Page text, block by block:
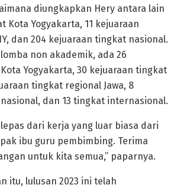
diungkapkan Hery antara lain
Kota Yogyakarta, 11 kejuaraan
dan 204 kejuaraan tingkat nasional.
non akademik, ada 26
Yogyakarta, 30 kejuaraan tingkat
tingkat regional Jawa, 8
dan 13 tingkat internasional.
dari kerja yang luar biasa dari
ibu guru pembimbing. Terima
untuk kita semua,” paparnya.
itu, lulusan 2023 ini telah